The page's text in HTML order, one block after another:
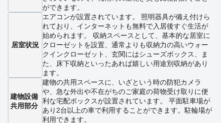
ができます。
居室状況
エアコンが設置されています。 照明器具が備え付けら
れており、インターネットも無料で入居後すぐ生活が
始められます。 収納スペースとして、基本的な居室に
クローゼットを設置、通常よりも収納力の高いウォー
クインクローゼット、玄関にはシューズボックス、ま
た、床下収納といったあれば嬉しい用途別収納があり
ます。
建物設備
共用部分
建物の共用スペースに、いざという時の防犯カメラ
や、急な外出や不在がちのご家庭の荷物受け取りに便
利な宅配ボックスが設置されています。 平面駐車場が
あり2台以上の車で利用することができます。駐輪場が
利用できます。